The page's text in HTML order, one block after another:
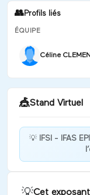
👥Profils liés
ÉQUIPE
Céline
🎪Stand Virtuel
💡 IFSI - IFAS
💡Cet